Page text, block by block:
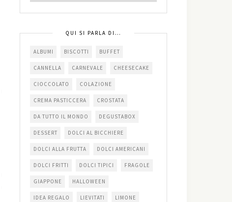
QUI SI PARLA DI…
ALBUMI BISCOTTI BUFFET
CANNELLA CARNEVALE CHEESECAKE
CIOCCOLATO COLAZIONE
CREMA PASTICCERA CROSTATA
DA TUTTO IL MONDO DEGUSTABOX
DESSERT DOLCI AL BICCHIERE
DOLCI ALLA FRUTTA DOLCI AMERICANI
DOLCI FRITTI DOLCI TIPICI FRAGOLE
GIAPPONE HALLOWEEN
IDEA REGALO LIEVITATI LIMONE